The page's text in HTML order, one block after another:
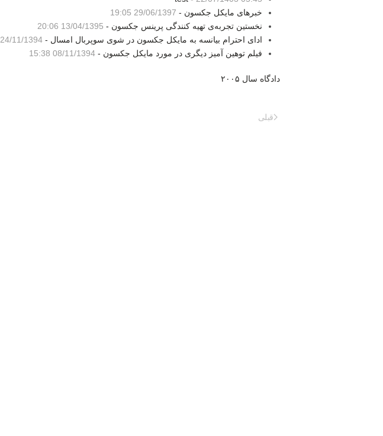
خبرهای مایکل جکسون - 29/06/1397 19:05
نخستین تجربه‌ی تهیه کنندگی پرینس جکسون - 13/04/1395 20:06
ادای احترام بیانسه به مایکل جکسون در شوی سوپربال امسال -24/11/1394 20:17
فیلم توهین آمیز دیگری در مورد مایکل جکسون -08/11/1394 15:38
دادگاه سال ۲۰۰۵
قبلی